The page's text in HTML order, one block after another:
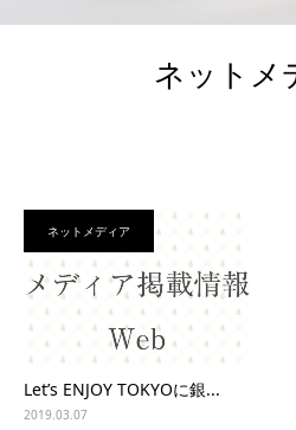
ネットメ
ネットメディア
Let’s ENJOY TOKYOに銀...
2019.03.07